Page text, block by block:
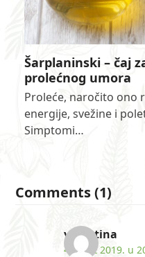
Šarplaninski – čaj
prolećnog umora
Proleće, naročito ono
energije, svežine i
Simptomi…
Comments (1)
valentina
4. mart 2019. u